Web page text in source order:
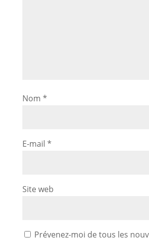
Nom *
E-mail *
Site web
Prévenez-moi de tous les